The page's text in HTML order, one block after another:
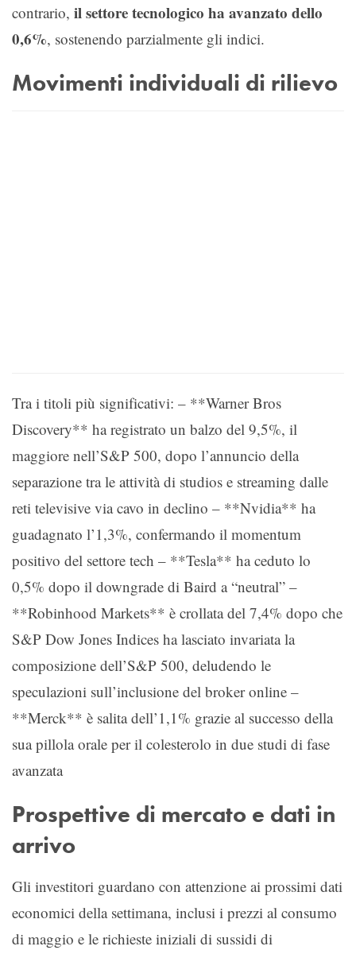
contrario, il settore tecnologico ha avanzato dello
0,6%, sostenendo parzialmente gli indici.
Movimenti individuali di rilievo
Tra i titoli più significativi: – **Warner Bros
Discovery** ha registrato un balzo del 9,5%, il
maggiore nell’S&P 500, dopo l’annuncio della
separazione tra le attività di studios e streaming dalle
reti televisive via cavo in declino – **Nvidia** ha
guadagnato l’1,3%, confermando il momentum
positivo del settore tech – **Tesla** ha ceduto lo
0,5% dopo il downgrade di Baird a “neutral” –
**Robinhood Markets** è crollata del 7,4% dopo che
S&P Dow Jones Indices ha lasciato invariata la
composizione dell’S&P 500, deludendo le
speculazioni sull’inclusione del broker online –
**Merck** è salita dell’1,1% grazie al successo della
sua pillola orale per il colesterolo in due studi di fase
avanzata
Prospettive di mercato e dati in
arrivo
Gli investitori guardano con attenzione ai prossimi dati
economici della settimana, inclusi i prezzi al consumo
di maggio e le richieste iniziali di sussidi di